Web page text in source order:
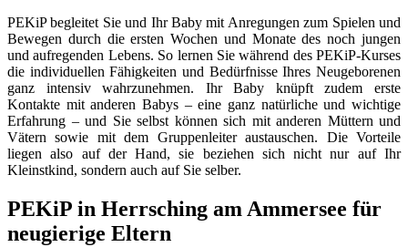
PEKiP begleitet Sie und Ihr Baby mit Anregungen zum Spielen und
Bewegen durch die ersten Wochen und Monate des noch jungen
und aufregenden Lebens. So lernen Sie während des PEKiP-Kurses
die individuellen Fähigkeiten und Bedürfnisse Ihres Neugeborenen
ganz intensiv wahrzunehmen. Ihr Baby knüpft zudem erste
Kontakte mit anderen Babys – eine ganz natürliche und wichtige
Erfahrung – und Sie selbst können sich mit anderen Müttern und
Vätern sowie mit dem Gruppenleiter austauschen. Die Vorteile
liegen also auf der Hand, sie beziehen sich nicht nur auf Ihr
Kleinstkind, sondern auch auf Sie selber.
PEKiP in Herrsching am Ammersee für
neugierige Eltern